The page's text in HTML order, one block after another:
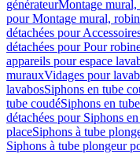
générateurMontage mural,
pour Montage mural,
détachées pour
détachées pour Pour
appareils pour espace
murauxVidages pour
lavabosSiphons en tube
tube coudéSiphons en
détachées pour Siphons
placeSiphons à tube
Siphons à tube plongeur